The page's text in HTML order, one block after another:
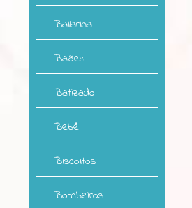
Bailarina
Balões
Batizado
Bebê
Biscoitos
Bombeiros